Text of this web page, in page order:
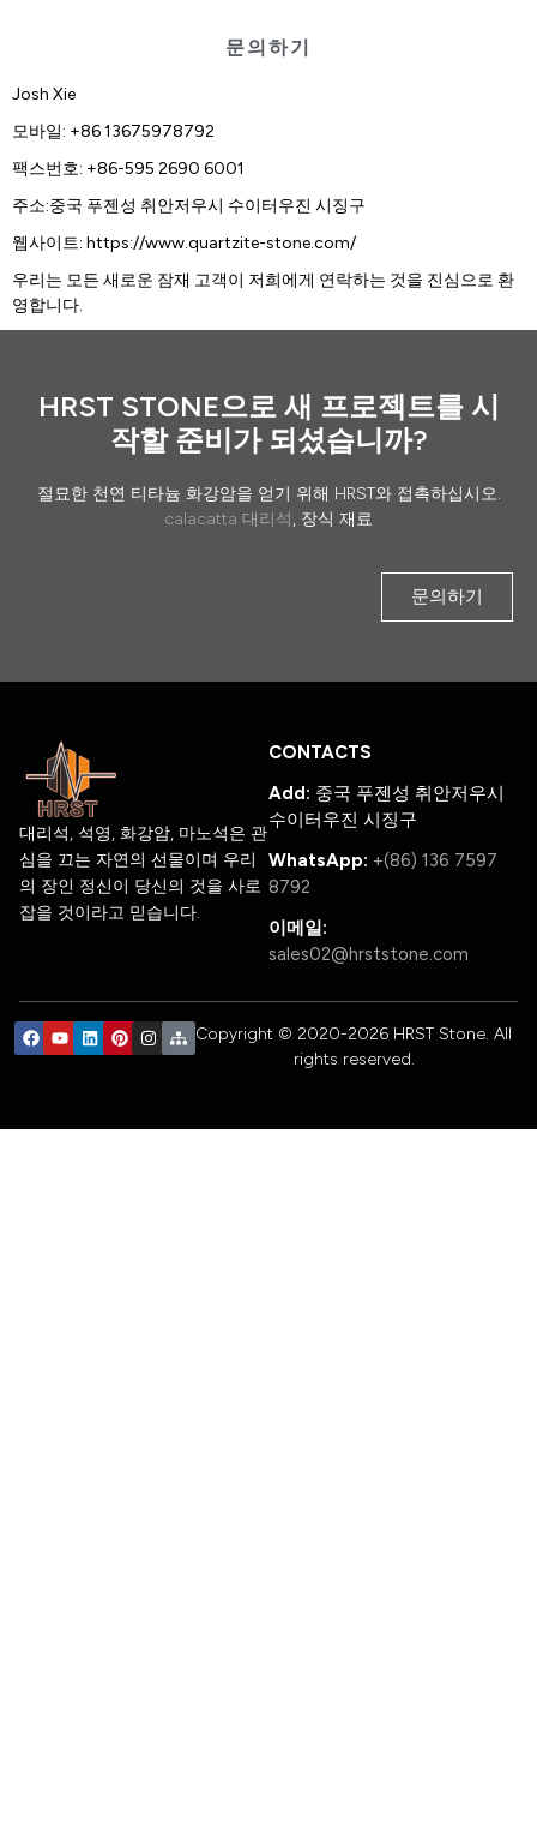
문의하기
Josh Xie
모바일: +86 13675978792
팩스번호: +86-595 2690 6001
주소:중국 푸젠성 취안저우시 수이터우진 시징구
웹사이트: https://www.quartzite-stone.com/
우리는 모든 새로운 잠재 고객이 저희에게 연락하는 것을 진심으로 환
영합니다.
HRST STONE으로 새 프로젝트를 시
작할 준비가 되셨습니까?
절묘한 천연 티타늄 화강암을 얻기 위해 HRST와 접촉하십시오.
calacatta 대리석, 장식 재료
문의하기
대리석, 석영, 화강암, 마노석은 관
심을 끄는 자연의 선물이며 우리
의 장인 정신이 당신의 것을 사로
잡을 것이라고 믿습니다.
CONTACTS
Add: 중국 푸젠성 취안저우시
수이터우진 시징구
WhatsApp: +(86) 136 7597
8792
이메일:
sales02@hrststone.com
Copyright © 2020-2026 HRST Stone. All
rights reserved.